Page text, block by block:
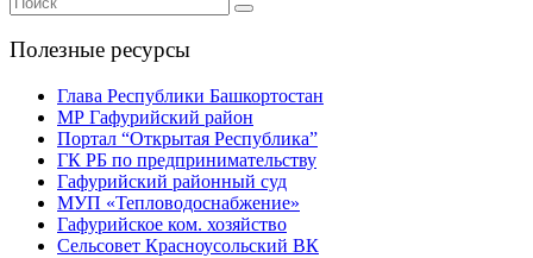
Полезные ресурсы
Глава Республики Башкортостан
МР Гафурийский район
Портал “Открытая Республика”
ГК РБ по предпринимательству
Гафурийский районный суд
МУП «Тепловодоснабжение»
Гафурийское ком. хозяйство
Сельсовет Красноусольский ВК